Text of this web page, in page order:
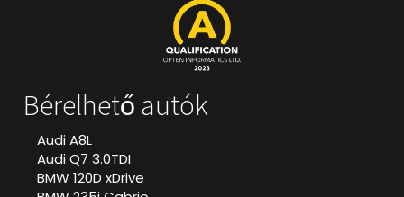
Bérelhető autók
Audi A8L
Audi Q7 3.0TDI
BMW 120D xDrive